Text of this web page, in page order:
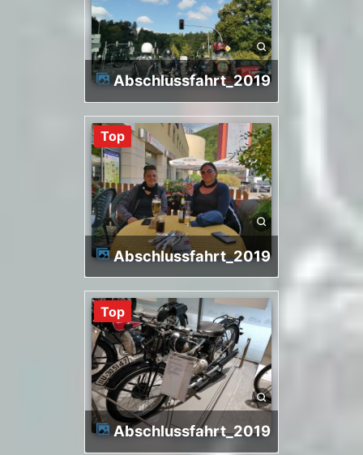
Abschlussfahrt_2019
Top
Abschlussfahrt_2019
Top
Abschlussfahrt_2019